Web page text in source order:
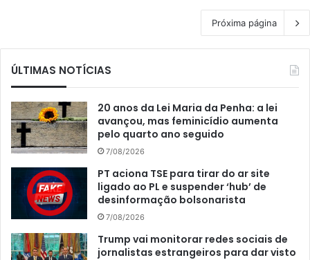
Próxima página
ÚLTIMAS NOTÍCIAS
20 anos da Lei Maria da Penha: a lei
avançou, mas feminicídio aumenta
pelo quarto ano seguido
7/08/2026
PT aciona TSE para tirar do ar site
ligado ao PL e suspender ‘hub’ de
desinformação bolsonarista
7/08/2026
Trump vai monitorar redes sociais de
jornalistas estrangeiros para dar visto